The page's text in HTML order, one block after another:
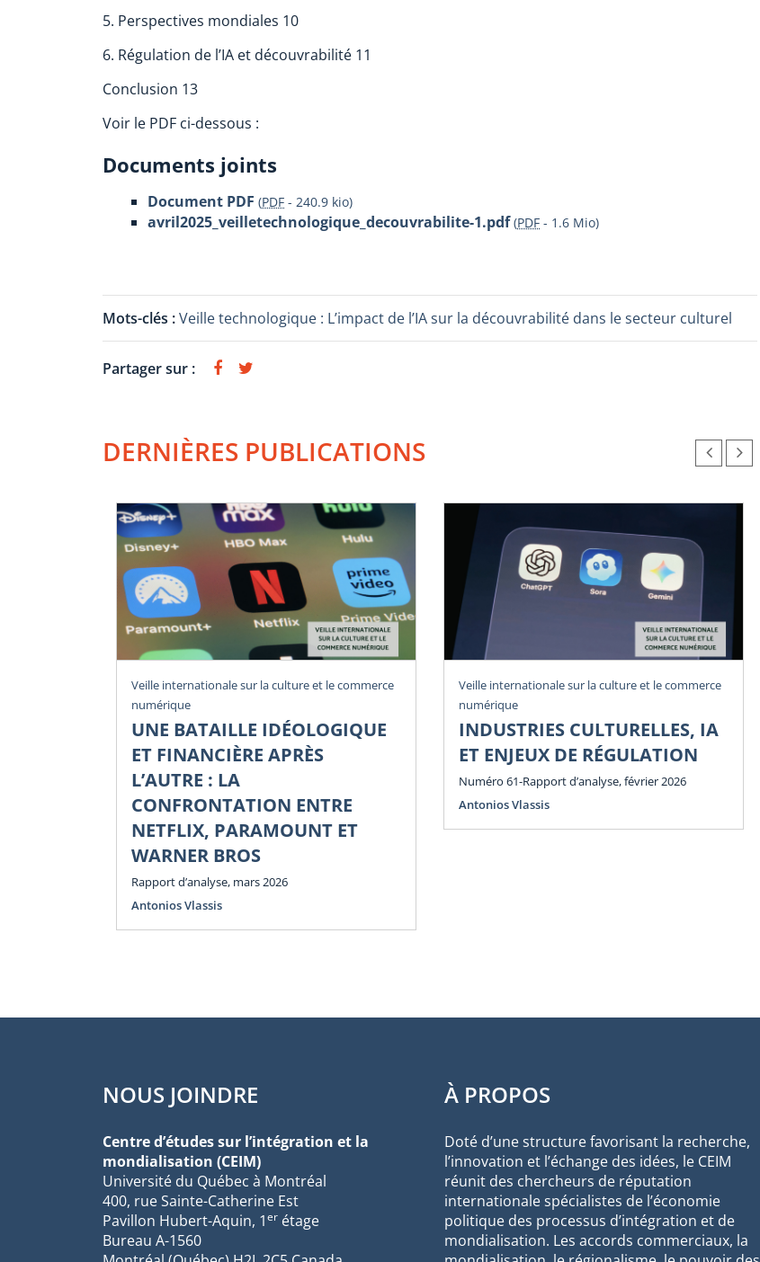
5. Perspectives mondiales 10
6. Régulation de l’IA et découvrabilité 11
Conclusion 13
Voir le PDF ci-dessous :
Documents joints
Document PDF (PDF - 240.9 kio)
avril2025_veilletechnologique_decouvrabilite-1.pdf (PDF - 1.6 Mio)
Mots-clés :Veille technologique : L’impact de l’IA sur la découvrabilité dans le secteur culturel
Partager sur :
DERNIÈRES PUBLICATIONS
Veille internationale sur la culture et le commerce
numérique
UNE BATAILLE IDÉOLOGIQUE
ET FINANCIÈRE APRÈS
L’AUTRE : LA
CONFRONTATION ENTRE
NETFLIX, PARAMOUNT ET
WARNER BROS
Rapport d’analyse, mars 2026
Antonios Vlassis
Veille internationale sur la culture et le commerce
numérique
INDUSTRIES CULTURELLES, IA
ET ENJEUX DE RÉGULATION
Numéro 61-Rapport d’analyse, février 2026
Antonios Vlassis
NOUS JOINDRE
Centre d’études sur l’intégration et la
mondialisation (CEIM)
Université du Québec à Montréal
400, rue Sainte-Catherine Est
Pavillon Hubert-Aquin, 1er étage
Bureau A-1560
À PROPOS
Doté d’une structure favorisant la recherche,
l’innovation et l’échange des idées, le CEIM
réunit des chercheurs de réputation
internationale spécialistes de l’économie
politique des processus d’intégration et de
mondialisation. Les accords commerciaux, la